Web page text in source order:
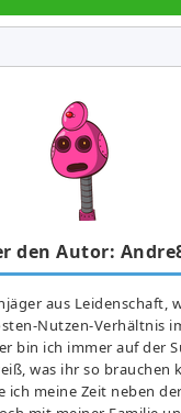
den Autor:
aus Leidenschaft,
Nutzen-Verhältnis
bin ich immer auf der
was ihr so brauchen
ich meine Zeit neben der